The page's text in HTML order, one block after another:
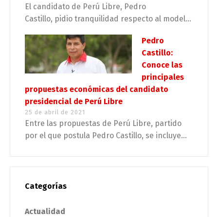
El candidato de Perú Libre, Pedro
Castillo, pidio tranquilidad respecto al model...
Pedro
Castillo:
Conoce las
principales
propuestas económicas del candidato
presidencial de Perú Libre
25 de abril de 2021
Entre las propuestas de Perú Libre, partido
por el que postula Pedro Castillo, se incluye...
Categorías
Actualidad